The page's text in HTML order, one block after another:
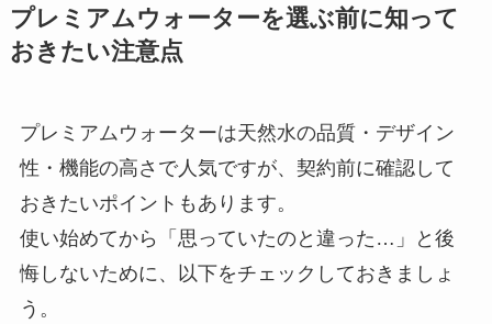
プレミアムウォーターを選ぶ前に知って
おきたい注意点
プレミアムウォーターは天然水の品質・デザイン
性・機能の高さで人気ですが、契約前に確認して
おきたいポイントもあります。
使い始めてから「思っていたのと違った…」と後
悔しないために、以下をチェックしておきましょ
う。